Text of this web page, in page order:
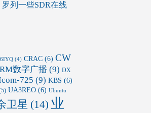
罗列一些SDR在线
(4) CRAC(6) CW
数字广播 (9) DX
725 (9) KBS (6)
UA3REO(6) Ubuntu
卫星 (14) 业